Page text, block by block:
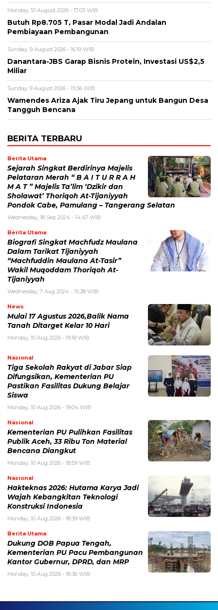
Monday, 10 August 2026 - 17:03 WIB
Butuh Rp8.705 T, Pasar Modal Jadi Andalan
Pembiayaan Pembangunan
Sunday, 9 August 2026 - 16:19 WIB
Danantara-JBS Garap Bisnis Protein, Investasi US$2,5
Miliar
Sunday, 9 August 2026 - 15:56 WIB
Wamendes Ariza Ajak Tiru Jepang untuk Bangun Desa
Tangguh Bencana
BERITA TERBARU
Berita Utama
Sejarah Singkat Berdirinya Majelis
Pelataran Merah “ B A I T U R R A H
M A T ” Majelis Ta’lim ‘Dzikir dan
Sholawat’ Thoriqoh At-Tijaniyyah
Pondok Cabe, Pamulang – Tangerang Selatan
Wednesday, 18 Sep 2024 - 14:47 WIB
Berita Utama
Biografi Singkat Machfudz Maulana
Dalam Tarikat Tijaniyyah
“Machfuddin Maulana At-Tasir”
Wakil Muqoddam Thoriqoh At-
Tijaniyyah
Wednesday, 7 Aug 2024 - 15:38 WIB
News
Mulai 17 Agustus 2026,Balik Nama
Tanah Ditarget Kelar 10 Hari
Monday, 10 Aug 2026 - 19:18 WIB
Nasional
Tiga Sekolah Rakyat di Jabar Siap
Difungsikan, Kementerian PU
Pastikan Fasilitas Dukung Belajar
Siswa
Monday, 10 Aug 2026 - 19:04 WIB
Nasional
Kementerian PU Pulihkan Fasilitas
Publik Aceh, 33 Ribu Ton Material
Bencana Diangkut
Monday, 10 Aug 2026 - 18:59 WIB
Nasional
Hakteknas 2026: Hutama Karya Jadi
Wajah Kebangkitan Teknologi
Konstruksi Indonesia
Monday, 10 Aug 2026 - 18:39 WIB
Berita Utama
Dukung DOB Papua Tengah,
Kementerian PU Pacu Pembangunan
Kantor Gubernur, DPRD, dan MRP
Monday, 10 Aug 2026 - 18:36 WIB